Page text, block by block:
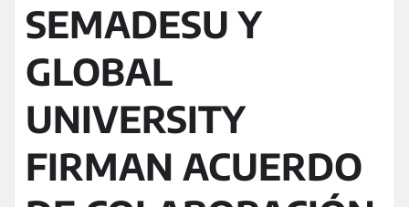
SEMADESU Y
GLOBAL
UNIVERSITY
FIRMAN ACUERDO